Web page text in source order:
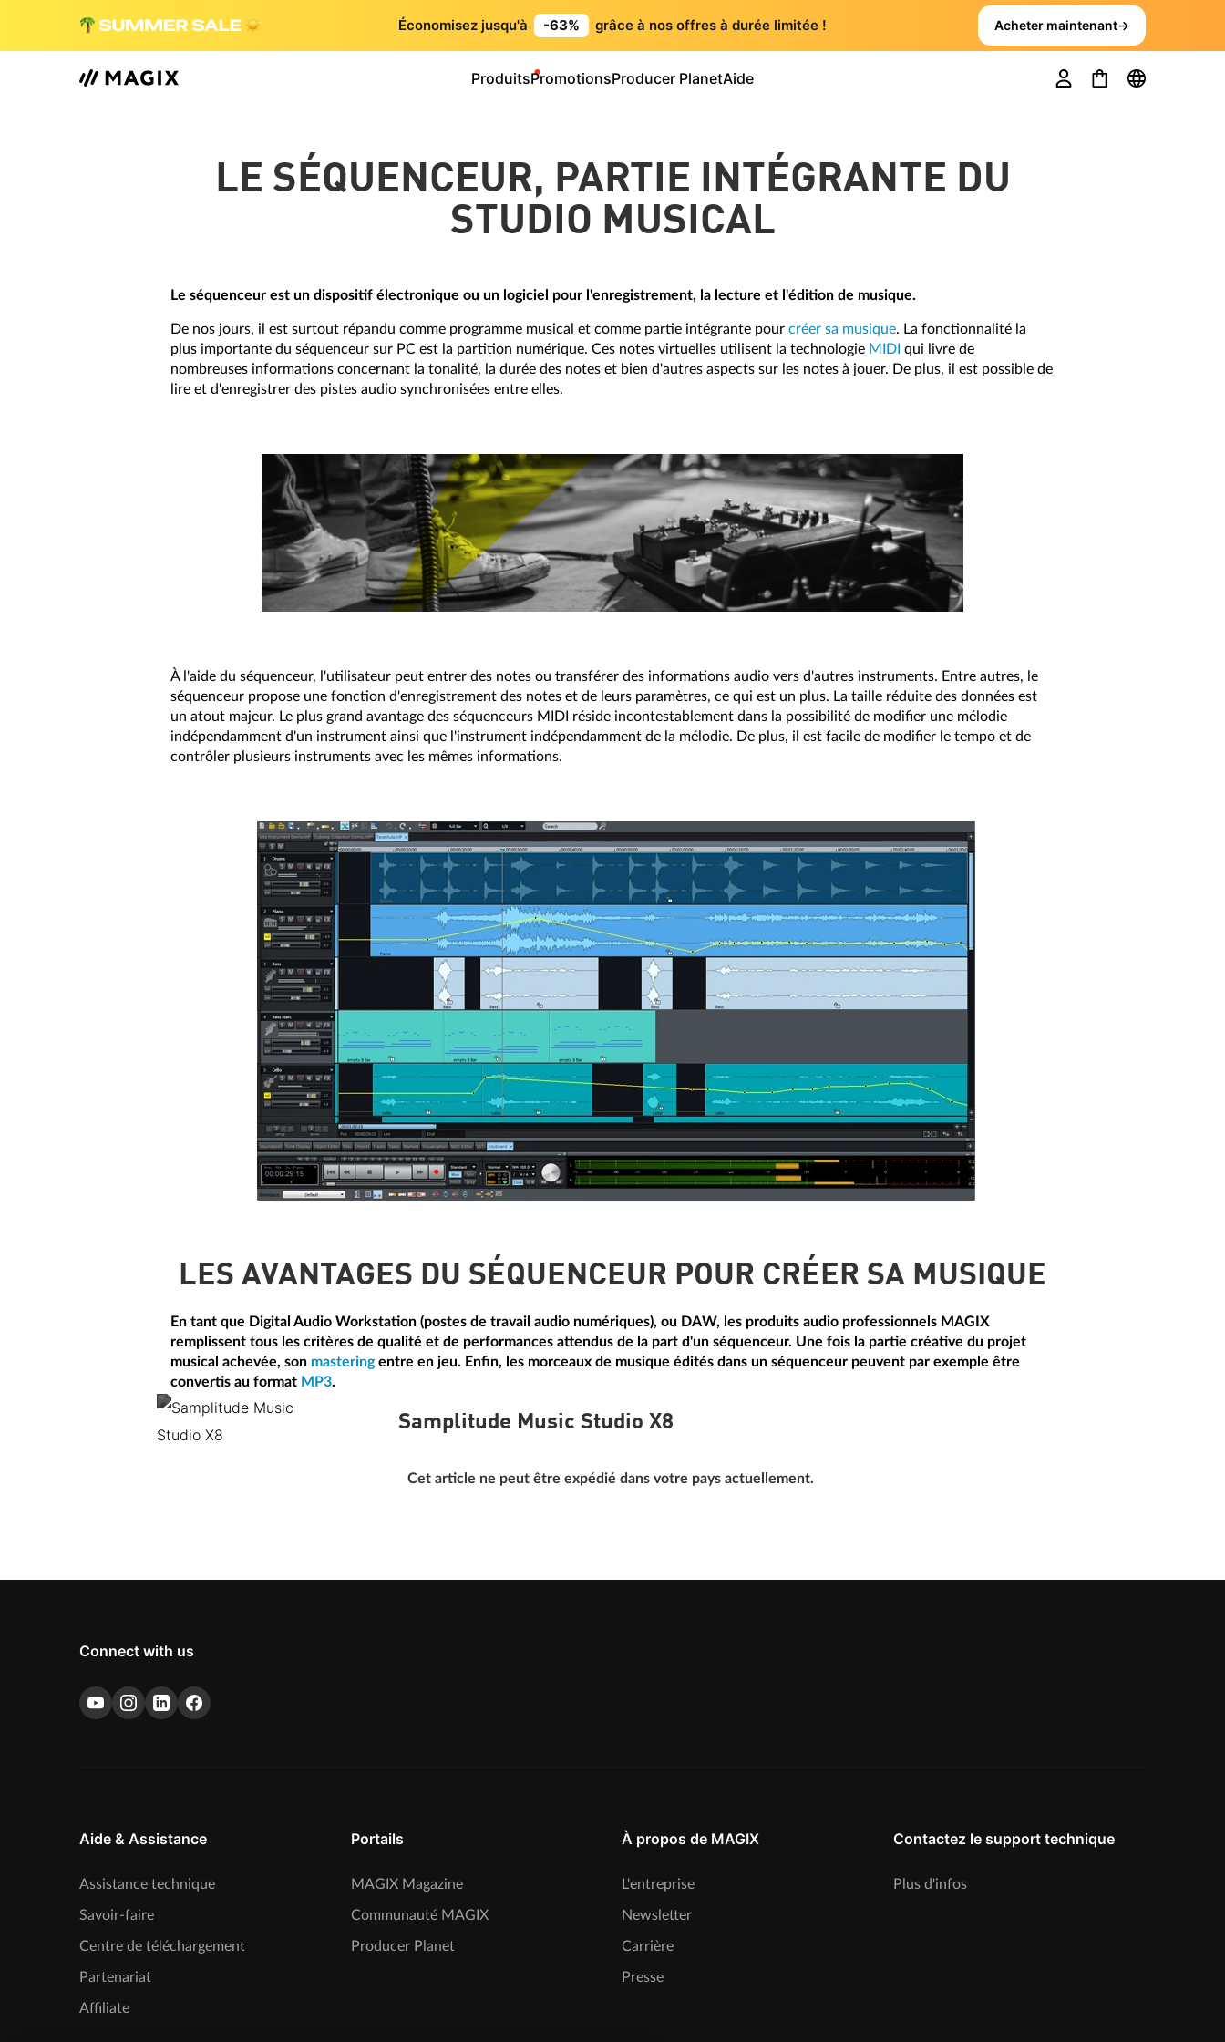
Économisez jusqu'à -63% grâce à nos offres à durée limitée ! Acheter maintenant→
ProduitsPromotionsProducer PlanetAide
LE SÉQUENCEUR, PARTIE INTÉGRANTE DU
STUDIO MUSICAL
Le séquenceur est un dispositif électronique ou un logiciel pour l'enregistrement, la lecture et l'édition de musique.
De nos jours, il est surtout répandu comme programme musical et comme partie intégrante pour créer sa musique. La fonctionnalité la
plus importante du séquenceur sur PC est la partition numérique. Ces notes virtuelles utilisent la technologie MIDI qui livre de
nombreuses informations concernant la tonalité, la durée des notes et bien d'autres aspects sur les notes à jouer. De plus, il est possible de
lire et d'enregistrer des pistes audio synchronisées entre elles.
À l'aide du séquenceur, l'utilisateur peut entrer des notes ou transférer des informations audio vers d'autres instruments. Entre autres, le
séquenceur propose une fonction d'enregistrement des notes et de leurs paramètres, ce qui est un plus. La taille réduite des données est
un atout majeur. Le plus grand avantage des séquenceurs MIDI réside incontestablement dans la possibilité de modifier une mélodie
indépendamment d'un instrument ainsi que l'instrument indépendamment de la mélodie. De plus, il est facile de modifier le tempo et de
contrôler plusieurs instruments avec les mêmes informations.
LES AVANTAGES DU SÉQUENCEUR POUR CRÉER SA MUSIQUE
En tant que Digital Audio Workstation (postes de travail audio numériques), ou DAW, les produits audio professionnels MAGIX
remplissent tous les critères de qualité et de performances attendus de la part d'un séquenceur. Une fois la partie créative du projet
musical achevée, son masteringentre en jeu. Enfin, les morceaux de musique édités dans un séquenceur peuvent par exemple être
convertis au format MP3.
Samplitude Music Studio X8
Cet article ne peut être expédié dans votre pays actuellement.
Connect with us
Aide & Assistance
Assistance technique
Savoir-faire
Centre de téléchargement
Partenariat
Affiliate
Portails
MAGIX Magazine
Communauté MAGIX
Producer Planet
À propos de MAGIX
L'entreprise
Newsletter
Carrière
Presse
Contactez le support technique
Plus d'infos